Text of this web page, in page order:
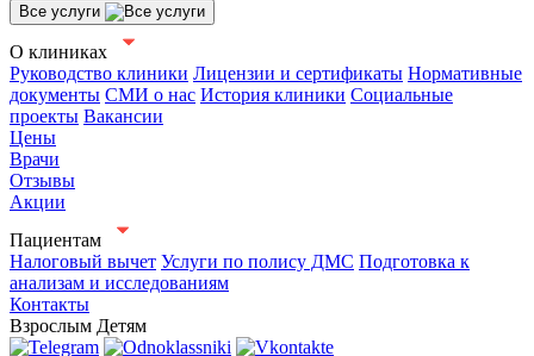
Все услуги
О клиниках
Руководство клиники Лицензии и сертификаты Нормативные
документы СМИ о нас История клиники Социальные
проекты Вакансии
Цены
Врачи
Отзывы
Акции
Пациентам
Налоговый вычет Услуги по полису ДМС Подготовка к
анализам и исследованиям
Контакты
Взрослым Детям